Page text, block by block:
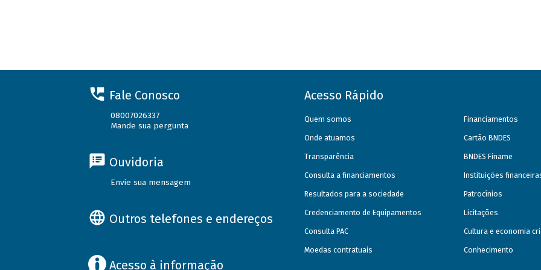
Fale Conosco
08007026337
Mande sua pergunta
Ouvidoria
Envie sua mensagem
Outros telefones e endereços
Acesso à informação
Acesso Rápido
Quem somos
Onde atuamos
Transparência
Consulta a financiamentos
Resultados para a sociedade
Credenciamento de Equipamentos
Consulta PAC
Moedas contratuais
Financiamentos
Cartão BNDES
BNDES Finame
Instituições
Patrocínios
Licitações
Cultura e economia
Conhecimento